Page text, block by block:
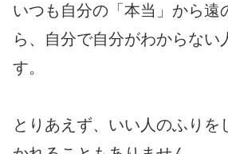
いつも自分の「本当」から遠
ら、自分で自分がわからない
す。
とりあえず、いい人のふりを